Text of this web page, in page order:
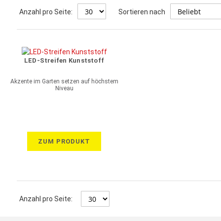
Anzahl pro Seite: Sortieren nach
LED-Streifen Kunststoff
Akzente im Garten setzen auf höchstem
Niveau
ZUM PRODUKT
Anzahl pro Seite: